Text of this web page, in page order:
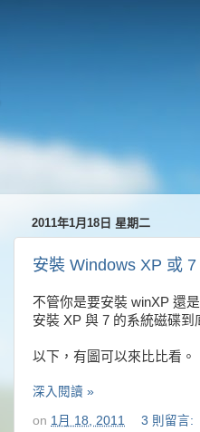
2011年1月18日 星期二
安裝 Windows XP 或 7
不管你是要安裝 winXP 還
安裝 XP 與 7 的系統磁碟
以下，有圖可以來比比看。
深入閱讀 »
on 1月 18, 2011
3 則留言: